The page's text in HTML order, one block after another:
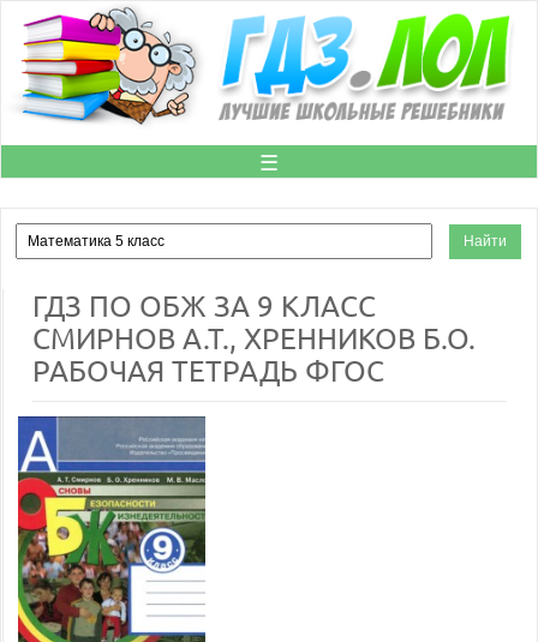
☰
ГДЗ ПО ОБЖ ЗА 9 КЛАСС
СМИРНОВ А.Т., ХРЕННИКОВ Б.О.
РАБОЧАЯ ТЕТРАДЬ ФГОС